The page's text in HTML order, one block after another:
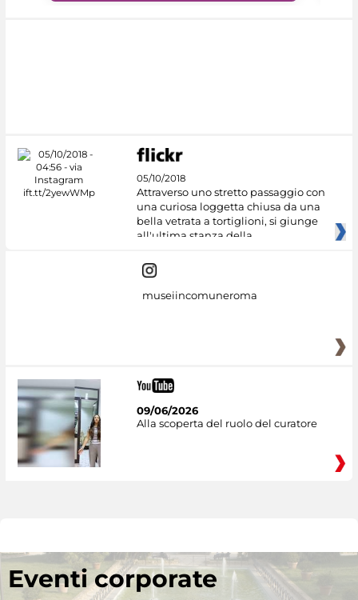
05/10/2018
Attraverso uno stretto passaggio con
una curiosa loggetta chiusa da una
bella vetrata a tortiglioni, si giunge
all'ultima stanza della
museiincomuneroma
09/06/2026
Alla scoperta del ruolo del curatore
Eventi corporate